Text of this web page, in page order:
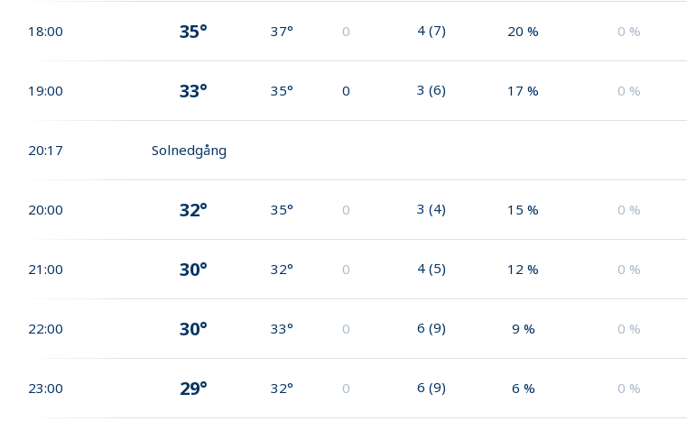
18:00 35° 37° 0 4 (7) 20 % 0 %
19:00 33° 35° 0 3 (6) 17 % 0 %
20:17 Solnedgång
20:00 32° 35° 0 3 (4) 15 % 0 %
21:00 30° 32° 0 4 (5) 12 % 0 %
22:00 30° 33° 0 6 (9) 9 % 0 %
23:00 29° 32° 0 6 (9) 6 % 0 %